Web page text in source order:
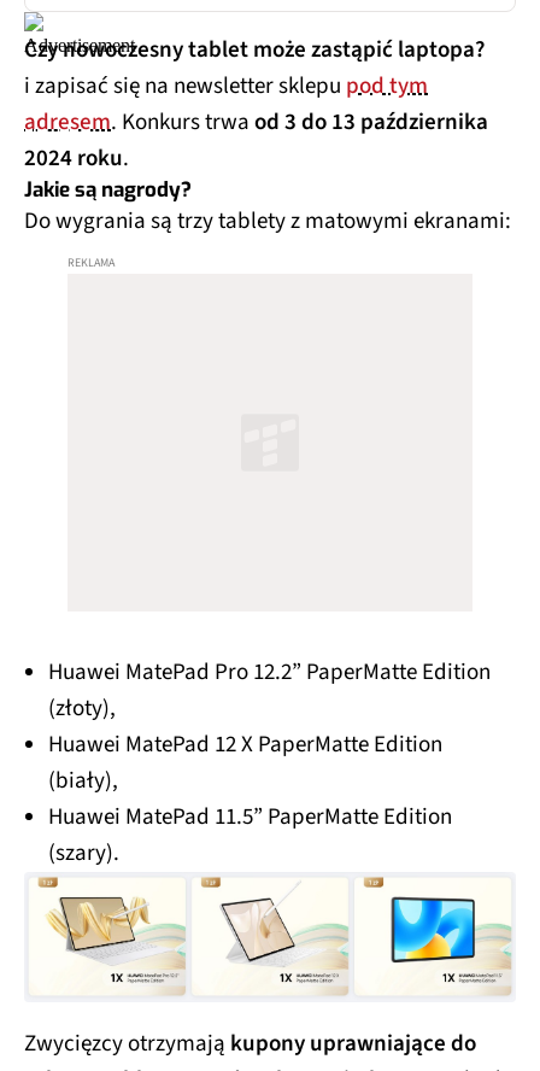
Czy nowoczesny tablet może zastąpić laptopa?
i zapisać się na newsletter sklepu pod tym
adresem. Konkurs trwaod 3 do 13 października
2024 roku.
Jakie są nagrody?
Do wygrania są trzy tablety z matowymi ekranami:
Huawei MatePad Pro 12.2” PaperMatte Edition
(złoty),
Huawei MatePad 12 X PaperMatte Edition
(biały),
Huawei MatePad 11.5” PaperMatte Edition
(szary).
Zwycięzcy otrzymają kupony uprawniające do